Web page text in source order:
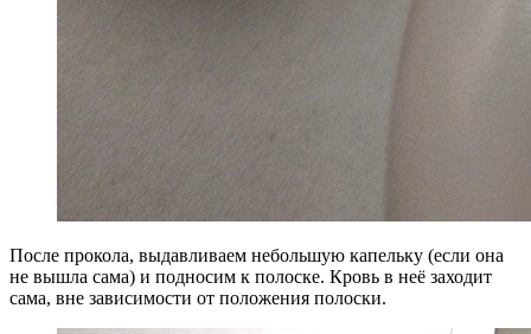
После прокола, выдавливаем небольшую капельку (если она
не вышла сама) и подносим к полоске. Кровь в неё заходит
сама, вне зависимости от положения полоски.